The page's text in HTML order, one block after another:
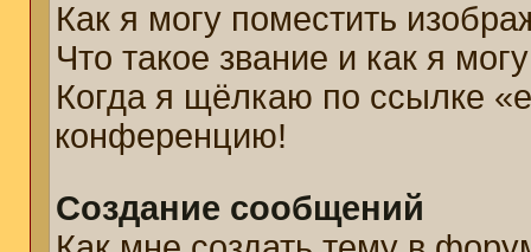
Как я могу поместить
Что такое звание и как я
Когда я щёлкаю по ссылке
конференцию!
Создание сообщений